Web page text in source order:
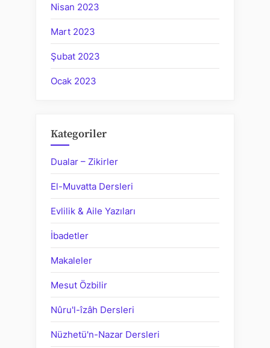
Nisan 2023
Mart 2023
Şubat 2023
Ocak 2023
Kategoriler
Dualar – Zikirler
El-Muvatta Dersleri
Evlilik & Aile Yazıları
İbadetler
Makaleler
Mesut Özbilir
Nûru'l-îzâh Dersleri
Nüzhetü'n-Nazar Dersleri